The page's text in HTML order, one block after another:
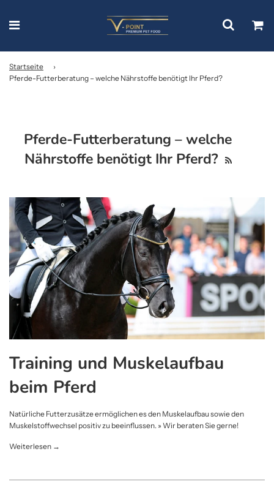
Startseite
›
Pferde-Futterberatung – welche Nährstoffe benötigt Ihr Pferd?
Pferde-Futterberatung – welche
Nährstoffe benötigt Ihr Pferd?
Training und Muskelaufbau
beim Pferd
Natürliche Futterzusätze ermöglichen es den Muskelaufbau sowie den
Muskelstoffwechsel positiv zu beeinflussen. » Wir beraten Sie gerne!
Weiterlesen →